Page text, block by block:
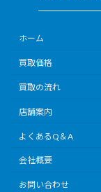
ホーム
買取価格
買取の流れ
店舗案内
よくあるQ＆A
会社概要
お問い合わせ